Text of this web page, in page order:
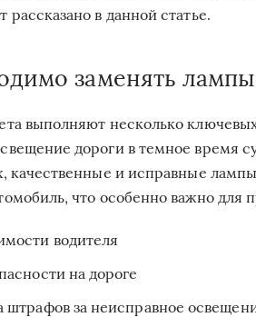
рассказано в данной статье.
заменять лампы
выполняют несколько
дороги в темное время
качественные и исправные
что особенно важно для
водителя
на дороге
за неисправное